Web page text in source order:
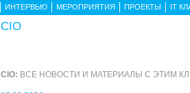
ИНТЕРВЬЮ МЕРОПРИЯТИЯ ПРОЕКТЫ IT
CIO
CIO: ВСЕ НОВОСТИ И МАТЕРИАЛЫ С ЭТИМ